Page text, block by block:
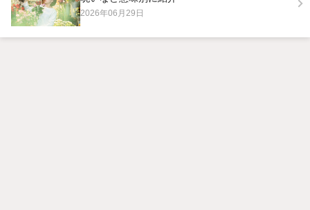
2026年06月29日